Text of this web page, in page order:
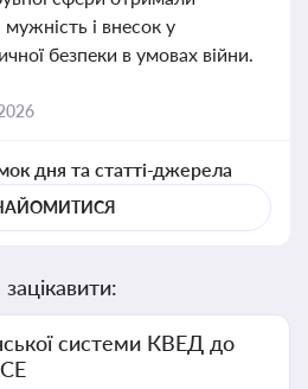
і внесок у
безпеки в умовах війни.
дня та статті-джерела
системи КВЕД до